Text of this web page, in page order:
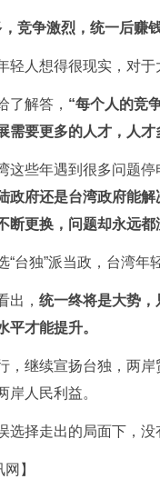
竞争激烈，统一后赚
轻人想得很现实，对
了解答， “每个人的竞
需要更多的人才，人
这些年遇到很多问题停
政府还是台湾政府能
断更换，问题却永远都
出， 统一终将是大势
平才能提升。
，继续宣扬台独，两
岸人民利益。
选择走出的局面下，没
】